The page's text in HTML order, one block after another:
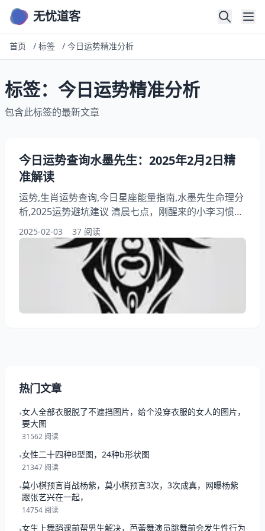
无忧道客
首页 / 标签 / 今日运势精准分析
标签：今日运势精准分析
包含此标签的最新文章
今日运势查询水墨先生：2025年2月2日精
准解读
运势,生肖运势查询,今日星座能量指南,水墨先生命理分
析,2025运势避坑建议 清晨七点，刚醒来的小李习惯性
点开水墨先生公众号，突然发现今日金牛座事业运评分
暴涨32% 。这个细节让从事金融行业的他心头一动
——果然在上午的基金路演中，他提出的新方案收获了
投资人一致好评。这种精准预测正是水墨先生每日运势
查询吸引280万用户的核心秘诀。 一、2025生肖今日
吉凶榜（附避坑指南） 根据水墨先生大数据监测
2025-02-03 37 阅读
热门文章
•女人全部衣服脱了不遮挡图片，给个没穿衣服的女人的图片，
要大图
31562 阅读
•女性二十四种B型图，24种b形状图
21347 阅读
•莫小棋预言肖战杨紫，莫小棋预言3次，3次成真，网曝杨紫
跟张艺兴在一起，
14754 阅读
女生上舞蹈课前帮男生解决，芭蕾舞演员跳舞前会发生性行为